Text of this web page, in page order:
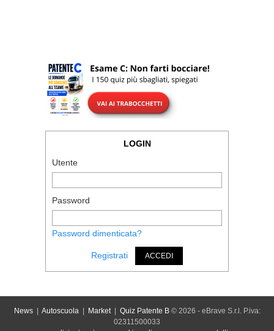
LOGIN
Utente
Password
Password dimenticata?
Registrati ACCEDI
News| Autoscuola| Market| Quiz Patente B© 2026 - eBrave S.r.l. P.iva:
02311500033